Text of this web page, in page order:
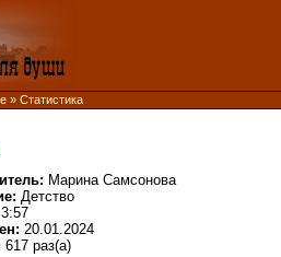
» Статистика
Марина Самсонова
Детство
3:57
20.01.2024
617 раз(а)